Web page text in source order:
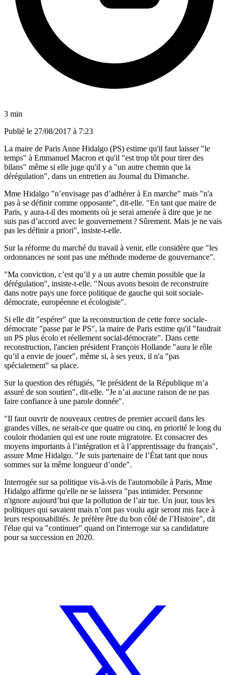
3 min
Publié le 27/08/2017 à 7:23
La maire de Paris Anne Hidalgo (PS) estime qu'il faut laisser "le
temps" à Emmanuel Macron et qu'il "est trop tôt pour tirer des
bilans" même si elle juge qu'il y a "un autre chemin que la
dérégulation", dans un entretien au Journal du Dimanche.
Mme Hidalgo "n’envisage pas d’adhérer à En marche" mais "n'a
pas à se définir comme opposante", dit-elle. "En tant que maire de
Paris, y aura-t-il des moments où je serai amenée à dire que je ne
suis pas d’accord avec le gouvernement ? Sûrement. Mais je ne vais
pas les définir a priori", insiste-t-elle.
Sur la réforme du marché du travail à venir, elle considère que "les
ordonnances ne sont pas une méthode moderne de gouvernance".
"Ma conviction, c’est qu’il y a un autre chemin possible que la
dérégulation", insiste-t-elle. "Nous avons besoin de reconstruire
dans notre pays une force politique de gauche qui soit sociale-
démocrate, européenne et écologiste".
Si elle dit "espérer" que la reconstruction de cette force sociale-
démocrate "passe par le PS", la maire de Paris estime qu'il "faudrait
un PS plus écolo et réellement social-démocrate". Dans cette
reconstruction, l'ancien président François Hollande "aura le rôle
qu’il a envie de jouer", même si, à ses yeux, il n'a "pas
spécialement" sa place.
Sur la question des réfugiés, "le président de la République m’a
assuré de son soutien", dit-elle. "Je n’ai aucune raison de ne pas
faire confiance à une parole donnée".
"Il faut ouvrir de nouveaux centres de premier accueil dans les
grandes villes, ne serait-ce que quatre ou cinq, en priorité le long du
couloir rhodanien qui est une route migratoire. Et consacrer des
moyens importants à l’intégration et à l’apprentissage du français",
assure Mme Hidalgo. "Je suis partenaire de l’État tant que nous
sommes sur la même longueur d’onde".
Interrogée sur sa politique vis-à-vis de l'automobile à Paris, Mme
Hidalgo affirme qu'elle ne se laissera "pas intimider. Personne
n'ignore aujourd’hui que la pollution de l’air tue. Un jour, tous les
politiques qui savaient mais n’ont pas voulu agir seront mis face à
leurs responsabilités. Je préfère être du bon côté de l’Histoire", dit
l'élue qui va "continuer" quand on l'interroge sur sa candidature
pour sa succession en 2020.